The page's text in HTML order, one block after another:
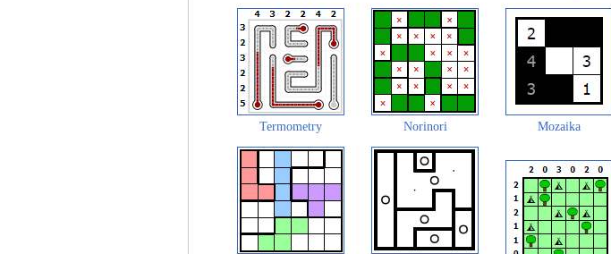
Termometry Norinori Mozaika